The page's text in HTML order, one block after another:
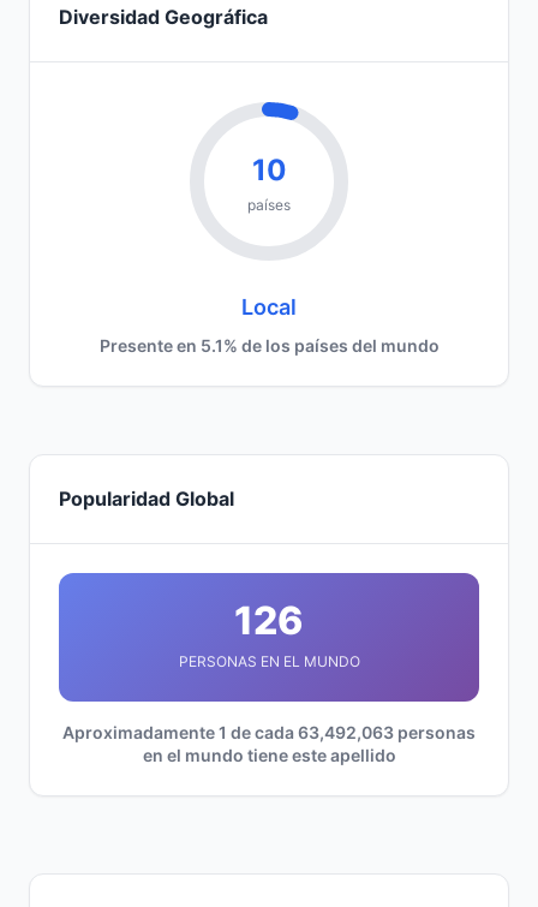
Diversidad Geográfica
10
países
Local
Presente en 5.1% de los países del mundo
Popularidad Global
126
PERSONAS EN EL MUNDO
Aproximadamente 1 de cada 63,492,063 personas
en el mundo tiene este apellido